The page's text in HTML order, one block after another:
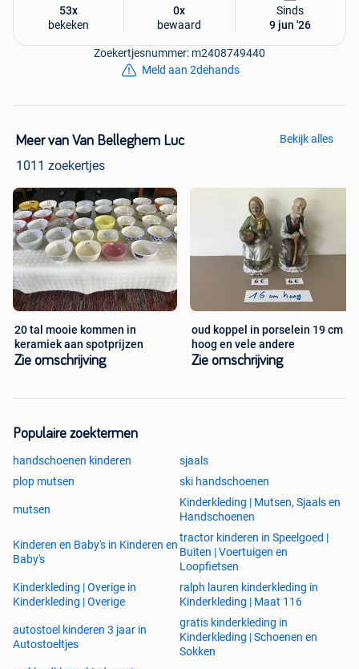
53x
bekeken
0x
bewaard
Sinds
9 jun '26
Zoekertjesnummer: m2408749440
Meld aan 2dehands
Meer van Van Belleghem Luc
1011 zoekertjes
Bekijk alles
20 tal mooie kommen in
keramiek aan spotprijzen
Zie omschrijving
oud koppel in porselein 19 cm
hoog en vele andere
Zie omschrijving
Populaire zoektermen
handschoenen kinderen
sjaals
plop mutsen
ski handschoenen
mutsen
Kinderkleding | Mutsen, Sjaals en
Handschoenen
Kinderen en Baby's in Kinderen en
Baby's
tractor kinderen in Speelgoed |
Buiten | Voertuigen en
Loopfietsen
Kinderkleding | Overige in
Kinderkleding | Overige
ralph lauren kinderkleding in
Kinderkleding | Maat 116
autostoel kinderen 3 jaar in
Autostoeltjes
gratis kinderkleding in
Kinderkleding | Schoenen en
Sokken